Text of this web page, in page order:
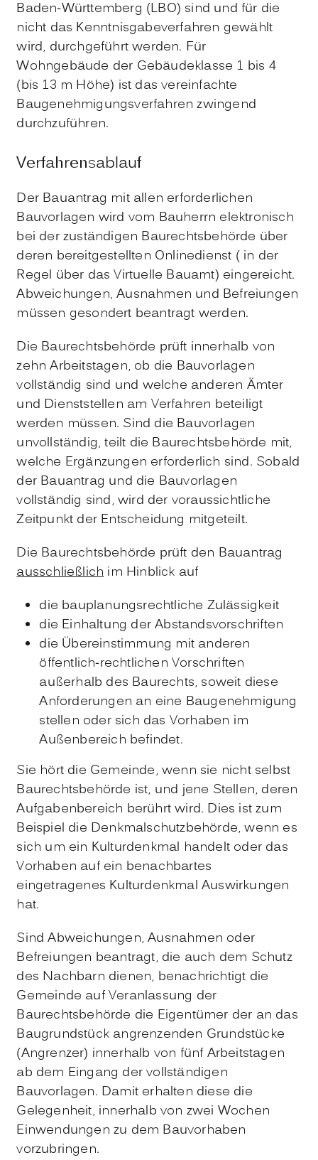
Baden-Württemberg (LBO) sind und für die
nicht das Kenntnisgabeverfahren gewählt
wird, durchgeführt werden. Für
Wohngebäude der Gebäudeklasse 1 bis 4
(bis 13 m Höhe) ist das vereinfachte
Baugenehmigungsverfahren zwingend
durchzuführen.
Verfahrensablauf
Der Bauantrag mit allen erforderlichen
Bauvorlagen wird vom Bauherrn elektronisch
bei der zuständigen Baurechtsbehörde über
deren bereitgestellten Onlinedienst ( in der
Regel über das Virtuelle Bauamt) eingereicht.
Abweichungen, Ausnahmen und Befreiungen
müssen gesondert beantragt werden.
Die Baurechtsbehörde prüft innerhalb von
zehn Arbeitstagen, ob die Bauvorlagen
vollständig sind und welche anderen Ämter
und Dienststellen am Verfahren beteiligt
werden müssen. Sind die Bauvorlagen
unvollständig, teilt die Baurechtsbehörde mit,
welche Ergänzungen erforderlich sind. Sobald
der Bauantrag und die Bauvorlagen
vollständig sind, wird der voraussichtliche
Zeitpunkt der Entscheidung mitgeteilt.
Die Baurechtsbehörde prüft den Bauantrag
ausschließlichim Hinblick auf
die bauplanungsrechtliche Zulässigkeit
die Einhaltung der Abstandsvorschriften
die Übereinstimmung mit anderen
öffentlich-rechtlichen Vorschriften
außerhalb des Baurechts, soweit diese
Anforderungen an eine Baugenehmigung
stellen oder sich das Vorhaben im
Außenbereich befindet.
Sie hört die Gemeinde, wenn sie nicht selbst
Baurechtsbehörde ist, und jene Stellen, deren
Aufgabenbereich berührt wird. Dies ist zum
Beispiel die Denkmalschutzbehörde, wenn es
sich um ein Kulturdenkmal handelt oder das
Vorhaben auf ein benachbartes
eingetragenes Kulturdenkmal Auswirkungen
hat.
Sind Abweichungen, Ausnahmen oder
Befreiungen beantragt, die auch dem Schutz
des Nachbarn dienen, benachrichtigt die
Gemeinde auf Veranlassung der
Baurechtsbehörde die Eigentümer der an das
Baugrundstück angrenzenden Grundstücke
(Angrenzer) innerhalb von fünf Arbeitstagen
ab dem Eingang der vollständigen
Bauvorlagen. Damit erhalten diese die
Gelegenheit, innerhalb von zwei Wochen
Einwendungen zu dem Bauvorhaben
vorzubringen.